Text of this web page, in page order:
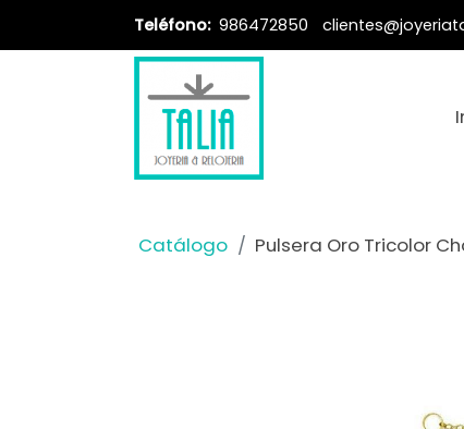
Teléfono: 986472850
Catálogo Pulsera Oro Tricolor